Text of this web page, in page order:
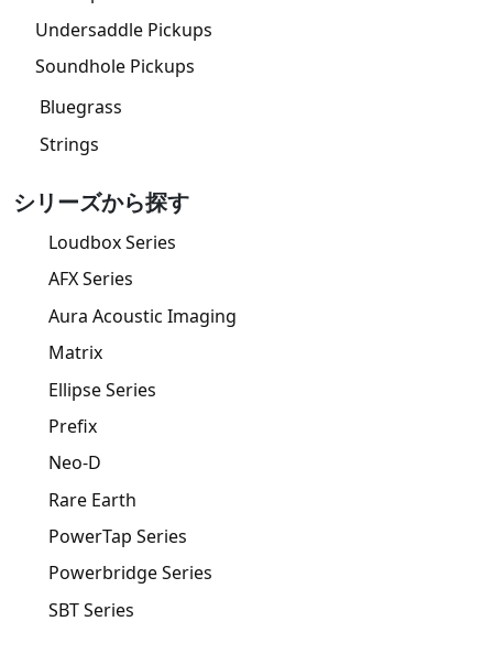
Undersaddle Pickups
Soundhole Pickups
Bluegrass
Strings
シリーズから探す
Loudbox Series
AFX Series
Aura Acoustic Imaging
Matrix
Ellipse Series
Prefix
Neo-D
Rare Earth
PowerTap Series
Powerbridge Series
SBT Series